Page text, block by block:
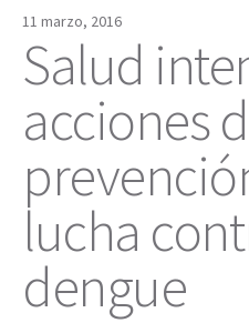
11 marzo, 2016
Salud
acciones
lucha
dengue